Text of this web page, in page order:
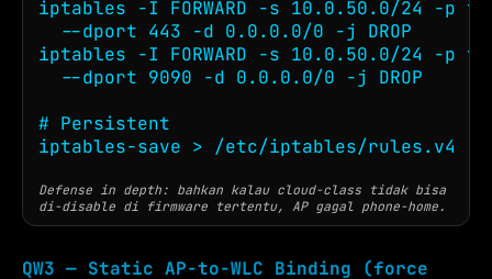
iptables -I FORWARD -s 10.0.50.0/24 -p
  --dport 443 -d 0.0.0.0/0 -j DROP
iptables -I FORWARD -s 10.0.50.0/24 -p
  --dport 9090 -d 0.0.0.0/0 -j DROP
# Persistent
iptables-save > /etc/iptables/rules.v4
Defense in depth: bahkan kalau cloud-class tidak bisa
di-disable di firmware tertentu, AP gagal phone-home.
QW3 — Static AP-to-WLC Binding (force